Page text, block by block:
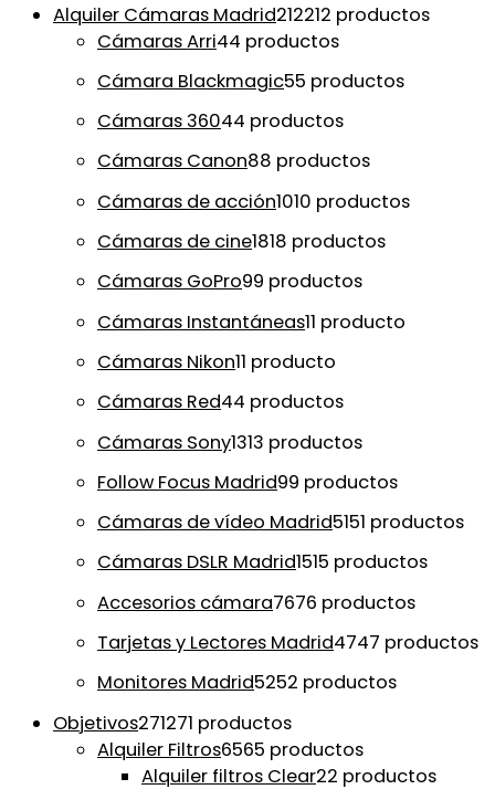
Alquiler Cámaras Madrid212212 productos
Cámaras Arri44 productos
Cámara Blackmagic55 productos
Cámaras 36044 productos
Cámaras Canon88 productos
Cámaras de acción1010 productos
Cámaras de cine1818 productos
Cámaras GoPro99 productos
Cámaras Instantáneas11 producto
Cámaras Nikon11 producto
Cámaras Red44 productos
Cámaras Sony1313 productos
Follow Focus Madrid99 productos
Cámaras de vídeo Madrid5151 productos
Cámaras DSLR Madrid1515 productos
Accesorios cámara7676 productos
Tarjetas y Lectores Madrid4747 productos
Monitores Madrid5252 productos
Objetivos271271 productos
Alquiler Filtros6565 productos
Alquiler filtros Clear22 productos